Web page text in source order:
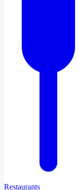
Restaurants